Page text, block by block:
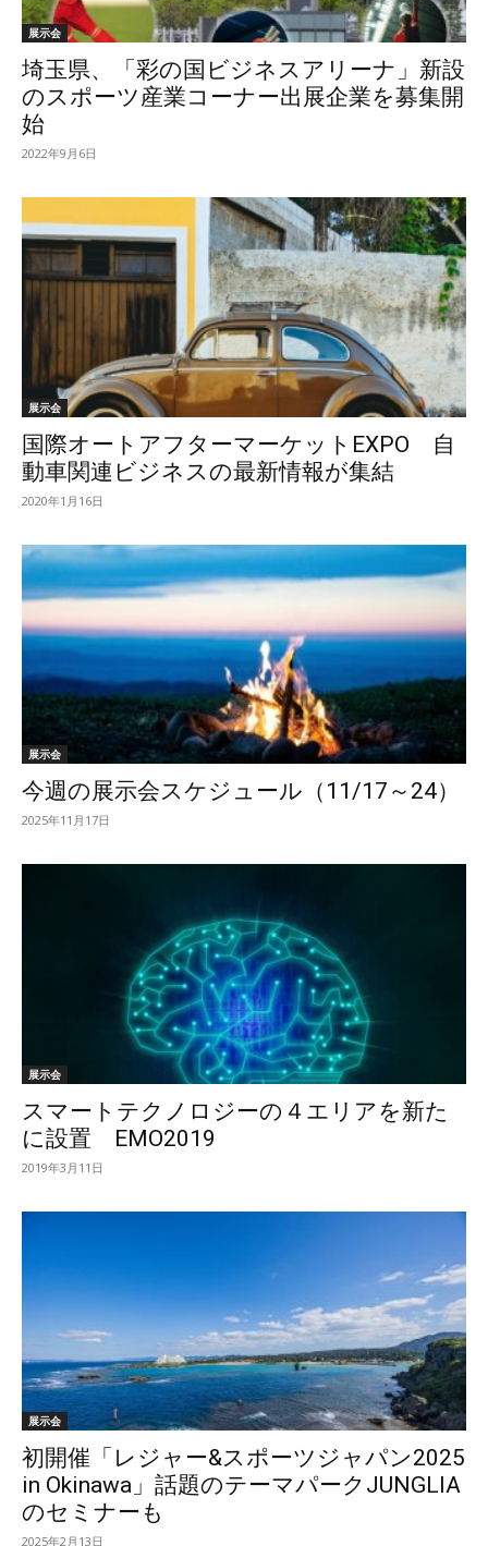
展示会
埼玉県、「彩の国ビジネスアリーナ」新設
のスポーツ産業コーナー出展企業を募集開
始
2022年9月6日
展示会
国際オートアフターマーケットEXPO 自
動車関連ビジネスの最新情報が集結
2020年1月16日
展示会
今週の展示会スケジュール（11/17～24）
2025年11月17日
展示会
スマートテクノロジーの４エリアを新た
に設置 EMO2019
2019年3月11日
展示会
初開催「レジャー&スポーツジャパン2025
in Okinawa」話題のテーマパークJUNGLIA
のセミナーも
2025年2月13日